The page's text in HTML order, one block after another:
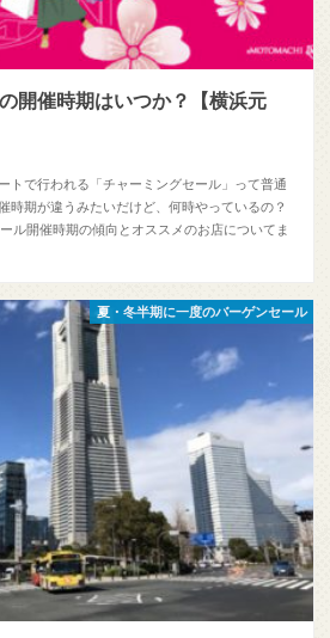
開催時期はいつか？【横浜元
トで行われる「チャーミングセール」って普通
時期が違うみたいだけど、何時やっているの？
ル開催時期の傾向とオススメのお店についてま
夏・冬半期に一度のバーゲンセール